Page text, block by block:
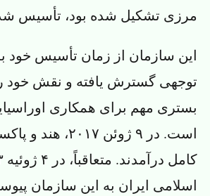
مرزی تشکیل شده بود، تأسیس
این سازمان از زمان تأسیس خود
توجهی گسترش یافته و نقش خود
بستری مهم برای همکاری
است. در ۹ ژوئن